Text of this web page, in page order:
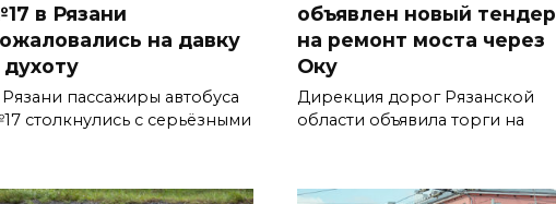
в Рязани
на давку
духоту
Рязани пассажиры автобуса
столкнулись с серьёзными
объявлен новый тендер
на ремонт моста через
Оку
Дирекция дорог Рязанской
области объявила торги на